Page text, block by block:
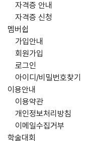
자격증 안내
자격증 신청
멤버쉽
가입안내
회원가입
로그인
아이디/비밀번호찾기
이용안내
이용약관
개인정보처리방침
이메일수집거부
학술대회